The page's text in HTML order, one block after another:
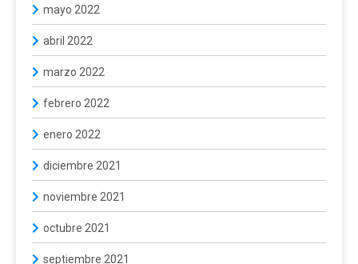
mayo 2022
abril 2022
marzo 2022
febrero 2022
enero 2022
diciembre 2021
noviembre 2021
octubre 2021
septiembre 2021